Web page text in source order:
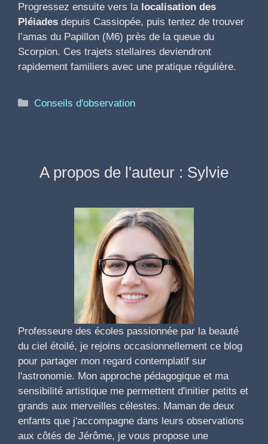
Progressez ensuite vers la localisation des
Pléiades depuis Cassiopée, puis tentez de trouver
l’amas du Papillon (M6) près de la queue du
Scorpion. Ces trajets stellaires deviendront
rapidement familiers avec une pratique régulière.
Catégories
Conseils d'observation
A propos de l'auteur : Sylvie
Professeure des écoles passionnée par la beauté
du ciel étoilé, je rejoins occasionnellement ce blog
pour partager mon regard contemplatif sur
l'astronomie. Mon approche pédagogique et ma
sensibilité artistique me permettent d'initier petits et
grands aux merveilles célestes. Maman de deux
enfants que j'accompagne dans leurs observations
aux côtés de Jérôme, je vous propose une